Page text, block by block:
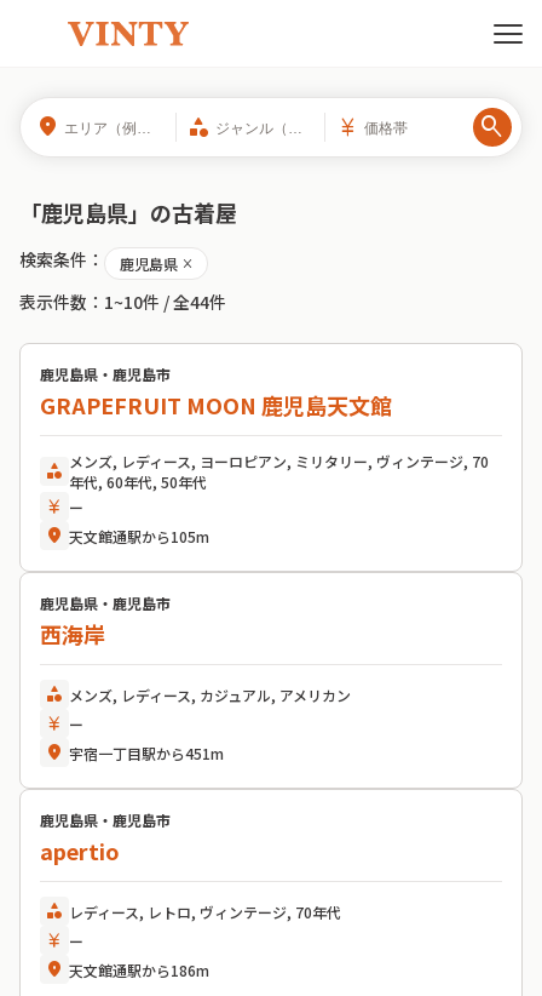
location_on category currency_yen search
「鹿児島県」の古着屋
検索条件： 鹿児島県 close
表示件数： 1~10件 / 全44件
鹿児島県・鹿児島市
GRAPEFRUIT MOON 鹿児島天文館
category メンズ, レディース, ヨーロピアン, ミリタリー, ヴィンテージ, 70
年代, 60年代, 50年代
currency_yen ー
location_on 天文館通駅から105m
鹿児島県・鹿児島市
西海岸
category メンズ, レディース, カジュアル, アメリカン
currency_yen ー
location_on 宇宿一丁目駅から451m
鹿児島県・鹿児島市
apertio
category レディース, レトロ, ヴィンテージ, 70年代
currency_yen ー
location_on 天文館通駅から186m